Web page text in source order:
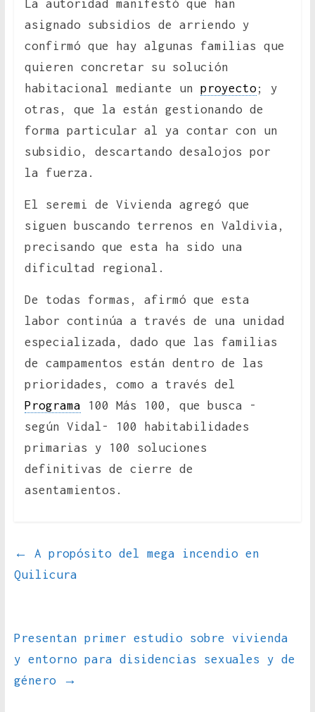
La autoridad manifestó que han
asignado subsidios de arriendo y
confirmó que hay algunas familias que
quieren concretar su solución
habitacional mediante un proyecto; y
otras, que la están gestionando de
forma particular al ya contar con un
subsidio, descartando desalojos por
la fuerza.
El seremi de Vivienda agregó que
siguen buscando terrenos en Valdivia,
precisando que esta ha sido una
dificultad regional.
De todas formas, afirmó que esta
labor continúa a través de una unidad
especializada, dado que las familias
de campamentos están dentro de las
prioridades, como a través del
Programa 100 Más 100, que busca -
según Vidal- 100 habitabilidades
primarias y 100 soluciones
definitivas de cierre de
asentamientos.
←
A propósito del mega incendio en
Quilicura
Presentan primer estudio sobre vivienda
y entorno para disidencias sexuales y de
género
→